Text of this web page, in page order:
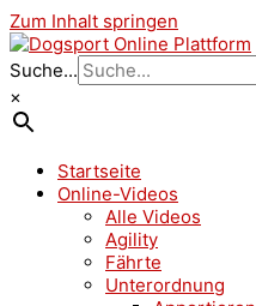
Zum Inhalt springen
Suche...
×
Startseite
Online-Videos
Alle Videos
Agility
Fährte
Unterordnung